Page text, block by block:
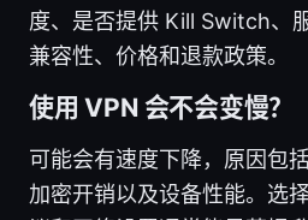
度、是否提供 Kill Switch、
兼容性、价格和退款政策。
使用 VPN 会不会变慢？
可能会有速度下降，原因包
加密开销以及设备性能。选